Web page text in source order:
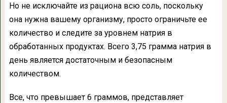
Но не исключайте из рациона всю соль, поскольку
она нужна вашему организму, просто ограничьте ее
количество и следите за уровнем натрия в
обработанных продуктах. Всего 3,75 грамма натрия в
день является достаточным и безопасным
количеством.
Все, что превышает 6 граммов, представляет